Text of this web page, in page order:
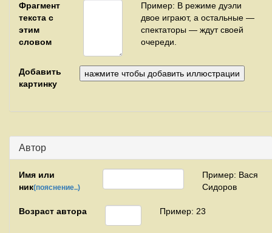
Фрагмент
текста с
этим
словом
Пример: В режиме дуэли
двое играют, а остальные —
спектаторы — ждут своей
очереди.
Добавить
картинку
Автор
Имя или
ник(пояснение..)
Пример: Вася
Сидоров
Возраст автора Пример: 23